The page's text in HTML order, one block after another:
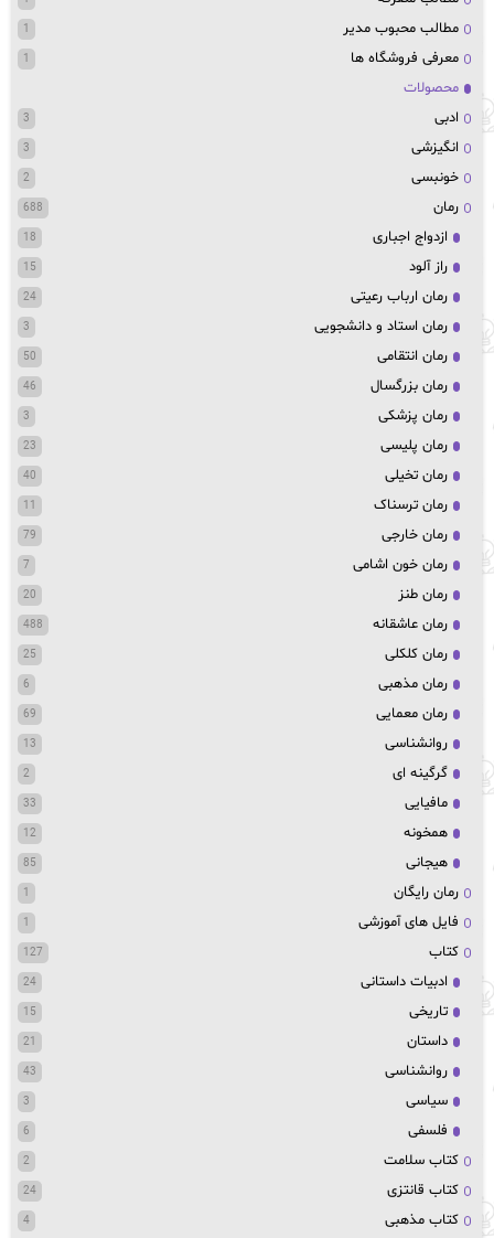
مطالب محبوب مدیر 1
معرفی فروشگاه ها 1
محصولات
ادبی
3
انگیزشی 3
خونبسی 2
رمان 688
ازدواج اجباری 18
راز آلود 15
رمان ارباب رعیتی 24
رمان استاد و دانشجویی 3
رمان انتقامی 50
رمان بزرگسال 46
رمان پزشکی 3
رمان پلیسی 23
رمان تخیلی 40
رمان ترسناک 11
رمان خارجی 79
رمان خون اشامی 7
رمان طنز 20
رمان عاشقانه 488
رمان کلکلی 25
رمان مذهبی 6
رمان معمایی 69
روانشناسی 13
گرگینه ای 2
مافیایی 33
همخونه 12
هیجانی 85
رمان رایگان 1
فایل های آموزشی 1
کتاب 127
ادبیات داستانی 24
تاریخی 15
داستان 21
روانشناسی 43
سیاسی 3
فلسفی 6
کتاب سلامت 2
کتاب قانتزی 24
کتاب مذهبی 4